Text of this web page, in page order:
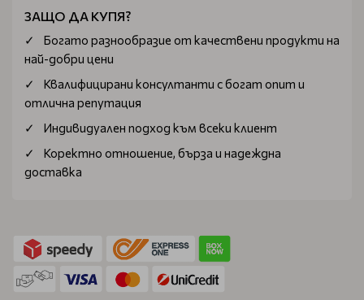
ЗАЩО ДА КУПЯ?
Богатo разнообразие от качествени продукти на
най-добри цени
Квалифицирани консултанти с богат опит и
отлична репутация
Индивидуален подход към всеки клиент
Коректно отношение, бърза и надеждна
доставка